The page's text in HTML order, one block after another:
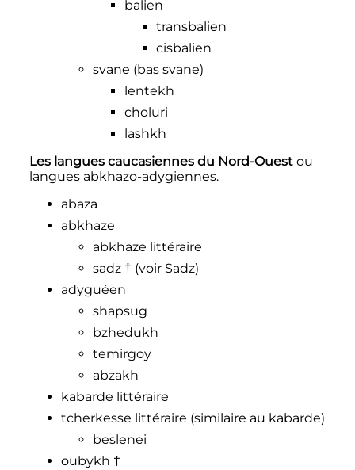
balien
transbalien
cisbalien
svane (bas svane)
lentekh
choluri
lashkh
Les langues caucasiennes du Nord-Ouestou
langues abkhazo-adygiennes.
abaza
abkhaze
abkhaze littéraire
sadz † (voir Sadz)
adyguéen
shapsug
bzhedukh
temirgoy
abzakh
kabarde littéraire
tcherkesse littéraire (similaire au kabarde)
beslenei
oubykh †